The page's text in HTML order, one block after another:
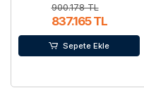
900.178 TL
837.165 TL
Sepete Ekle